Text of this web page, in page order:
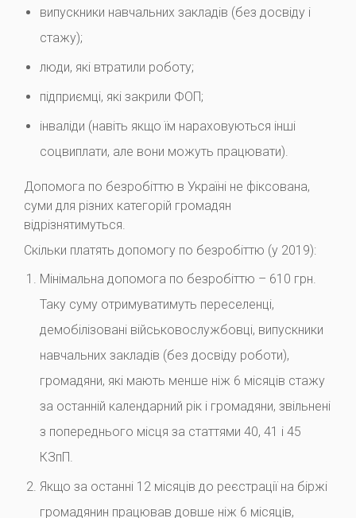
випускники навчальних закладів (без досвіду і
стажу);
люди, які втратили роботу;
підприємці, які закрили ФОП;
інваліди (навіть якщо їм нараховуються інші
соцвиплати, але вони можуть працювати).
Допомога по безробіттю в Україні не фіксована,
суми для різних категорій громадян
відрізнятимуться.
Скільки платять допомогу по безробіттю (у 2019):
Мінімальна допомога по безробіттю – 610 грн.
Таку суму отримуватимуть переселенці,
демобілізовані військовослужбовці, випускники
навчальних закладів (без досвіду роботи),
громадяни, які мають менше ніж 6 місяців стажу
за останній календарний рік і громадяни, звільнені
з попереднього місця за статтями 40, 41 і 45
КЗпП.
Якщо за останні 12 місяців до реєстрації на біржі
громадянин працював довше ніж 6 місяців,